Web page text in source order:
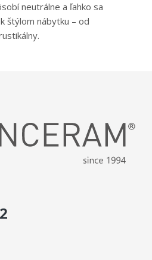
neutrálne a ľahko sa
štýlom nábytku – od